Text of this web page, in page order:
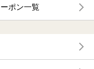
ポン一覧